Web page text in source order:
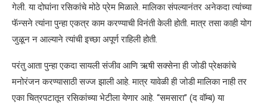
गेली. या दोघांना रसिकांचे मोठे प्रेम मिळाले. मालिका संपल्यानंतर अनेकदा त्यांच्या
फॅन्सने त्यांना पुन्हा एकत्र काम करण्याची विनंती केली होती. मात्र तसा काही योग
जुळून न आल्याने त्यांची इच्छा अपूर्ण राहिली होती.
परंतु आता पुन्हा एकदा सायली संजीव आणि ऋषी सक्सेना ही जोडी प्रेक्षकांचे
मनोरंजन करण्यासाठी सज्ज झाली आहे. मात्र यावेळी ही जोडी मालिका नाही तर
एका चित्रपटातून रसिकांच्या भेटीला येणार आहे. “समसारा” (द वॉम्ब) या